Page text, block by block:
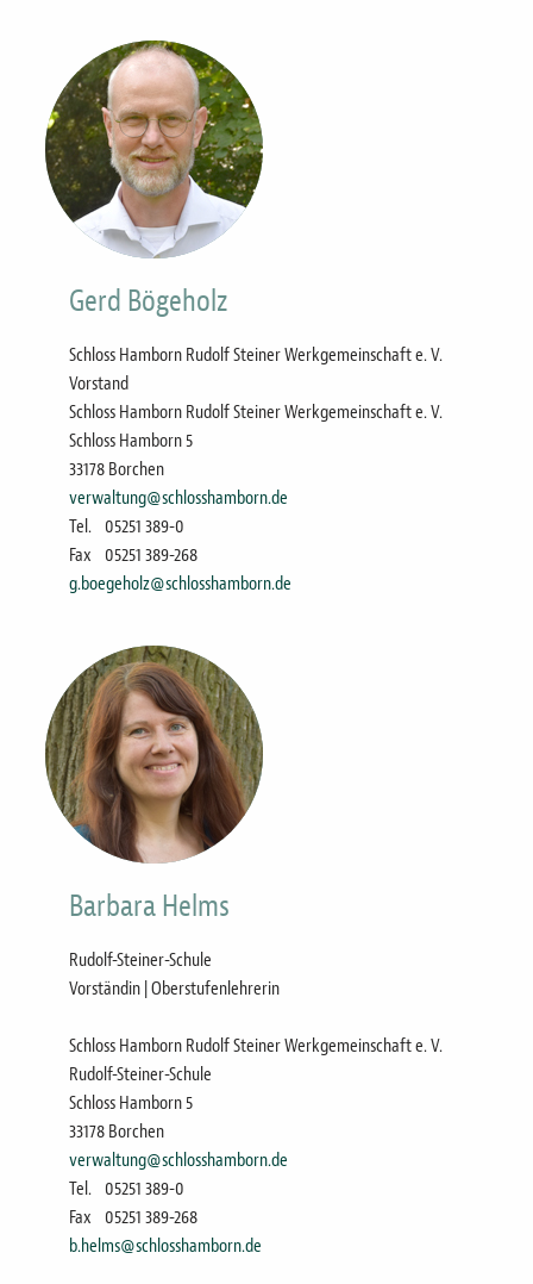
Gerd Bögeholz
Schloss Hamborn Rudolf Steiner Werkgemeinschaft e. V.
Vorstand
Schloss Hamborn Rudolf Steiner Werkgemeinschaft e. V.
Schloss Hamborn 5
33178 Borchen
verwaltung@schlosshamborn.de
Tel.
05251 389-0
Fax
05251 389-268
g.boegeholz@schlosshamborn.de
Barbara Helms
Rudolf-Steiner-Schule
Vorständin | Oberstufenlehrerin
Schloss Hamborn Rudolf Steiner Werkgemeinschaft e. V.
Rudolf-Steiner-Schule
Schloss Hamborn 5
33178 Borchen
verwaltung@schlosshamborn.de
Tel.
05251 389-0
Fax
05251 389-268
b.helms@schlosshamborn.de